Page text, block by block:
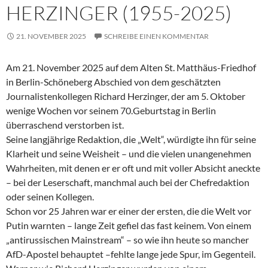
HERZINGER (1955-2025)
21. NOVEMBER 2025 SCHREIBE EINEN KOMMENTAR
Am 21. November 2025 auf dem Alten St. Matthäus-Friedhof
in Berlin-Schöneberg Abschied von dem geschätzten
Journalistenkollegen Richard Herzinger, der am 5. Oktober
wenige Wochen vor seinem 70.Geburtstag in Berlin
überraschend verstorben ist.
Seine langjährige Redaktion, die „Welt“, würdigte ihn für seine
Klarheit und seine Weisheit – und die vielen unangenehmen
Wahrheiten, mit denen er er oft und mit voller Absicht aneckte
– bei der Leserschaft, manchmal auch bei der Chefredaktion
oder seinen Kollegen.
Schon vor 25 Jahren war er einer der ersten, die die Welt vor
Putin warnten – lange Zeit gefiel das fast keinem. Von einem
„antirussischen Mainstream“ – so wie ihn heute so mancher
AfD-Apostel behauptet –fehlte lange jede Spur, im Gegenteil.